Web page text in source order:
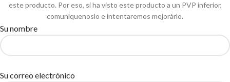
este producto. Por eso, si ha visto este producto a un PVP inferior,
comuníquenoslo e intentaremos mejorárlo.
Su nombre
Su correo electrónico